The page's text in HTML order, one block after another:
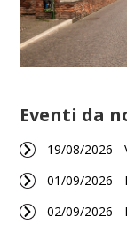
Eventi da
19/08/2026 -
01/09/2026 -
02/09/2026 -